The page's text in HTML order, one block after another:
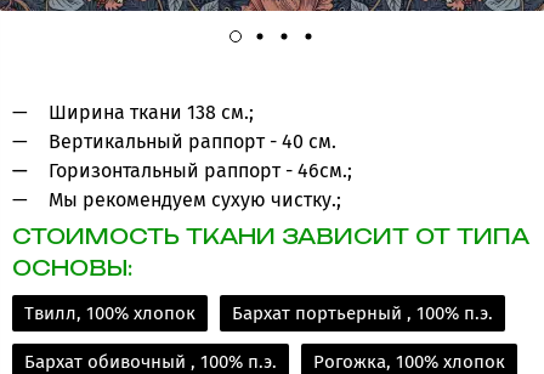
Ширина ткани 138 см.;
Вертикальный раппорт - 40 см.
Горизонтальный раппорт - 46см.;
Мы рекомендуем сухую чистку.;
СТОИМОСТЬ ТКАНИ ЗАВИСИТ ОТ ТИПА
ОСНОВЫ:
Твилл, 100% хлопок Бархат портьерный , 100% п.э.
Бархат обивочный , 100% п.э. Рогожка, 100% хлопок